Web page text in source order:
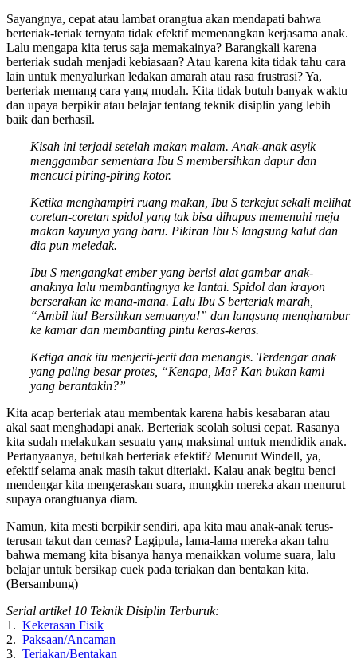
Sayangnya, cepat atau lambat orangtua akan mendapati bahwa
berteriak-teriak ternyata tidak efektif memenangkan kerjasama anak.
Lalu mengapa kita terus saja memakainya? Barangkali karena
berteriak sudah menjadi kebiasaan? Atau karena kita tidak tahu cara
lain untuk menyalurkan ledakan amarah atau rasa frustrasi? Ya,
berteriak memang cara yang mudah. Kita tidak butuh banyak waktu
dan upaya berpikir atau belajar tentang teknik disiplin yang lebih
baik dan berhasil.
Kisah ini terjadi setelah makan malam. Anak-anak asyik
menggambar sementara Ibu S membersihkan dapur dan
mencuci piring-piring kotor.
Ketika menghampiri ruang makan, Ibu S terkejut sekali melihat
coretan-coretan spidol yang tak bisa dihapus memenuhi meja
makan kayunya yang baru. Pikiran Ibu S langsung kalut dan
dia pun meledak.
Ibu S mengangkat ember yang berisi alat gambar anak-
anaknya lalu membantingnya ke lantai. Spidol dan krayon
berserakan ke mana-mana. Lalu Ibu S berteriak marah,
“Ambil itu! Bersihkan semuanya!” dan langsung menghambur
ke kamar dan membanting pintu keras-keras.
Ketiga anak itu menjerit-jerit dan menangis. Terdengar anak
yang paling besar protes, “Kenapa, Ma? Kan bukan kami
yang berantakin?”
Kita acap berteriak atau membentak karena habis kesabaran atau
akal saat menghadapi anak. Berteriak seolah solusi cepat. Rasanya
kita sudah melakukan sesuatu yang maksimal untuk mendidik anak.
Pertanyaanya, betulkah berteriak efektif? Menurut Windell, ya,
efektif selama anak masih takut diteriaki. Kalau anak begitu benci
mendengar kita mengeraskan suara, mungkin mereka akan menurut
supaya orangtuanya diam.
Namun, kita mesti berpikir sendiri, apa kita mau anak-anak terus-
terusan takut dan cemas? Lagipula, lama-lama mereka akan tahu
bahwa memang kita bisanya hanya menaikkan volume suara, lalu
belajar untuk bersikap cuek pada teriakan dan bentakan kita.
(Bersambung)
Serial artikel 10 Teknik Disiplin Terburuk:
1. Kekerasan Fisik
2. Paksaan/Ancaman
3. Teriakan/Bentakan